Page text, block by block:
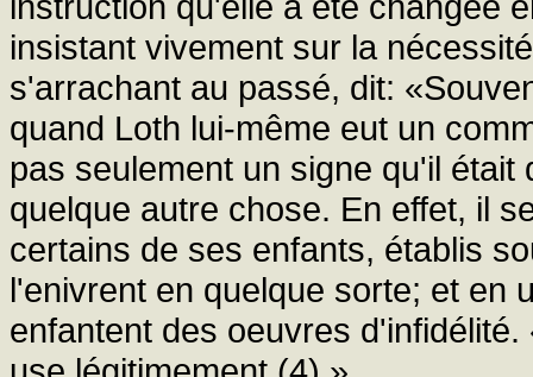
insistant vivement sur la
s'arrachant au passé, dit:
quand Loth lui-même eut un
pas seulement un signe qu'il
quelque autre chose. En effet, il
certains de ses enfants, établis
l'enivrent en quelque sorte; et en
enfantent des oeuvres